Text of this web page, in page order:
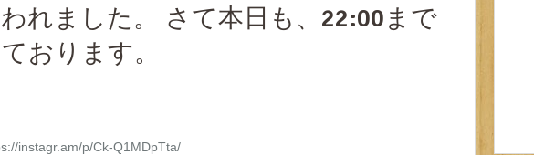
れました。 さて本日も、22:00まで
おります。
instagr.am/p/Ck-Q1MDpTta/